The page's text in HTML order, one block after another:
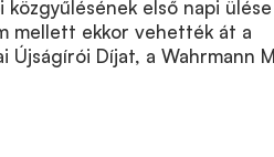
közgyűlésének első napi ülése
mellett ekkor vehették át a
Újságírói Díjat, a Wahrmann